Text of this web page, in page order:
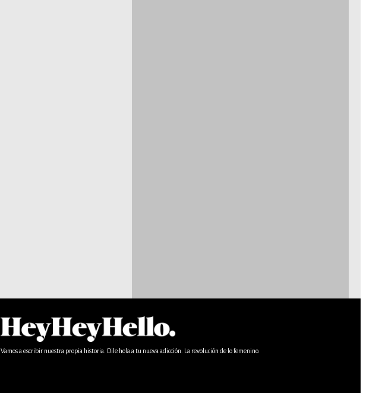
Vamos a escribir nuestra propia historia. Dile hola a tu nueva adicción. La revolución de lo femenino.